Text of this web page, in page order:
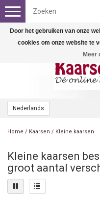
Nederlands
Toggle
navigation
Home / Kaarsen / Kleine kaarsen
Kleine kaarsen
groot aantal
Door het gebruiken van onze
cookies om onze website te
Meer